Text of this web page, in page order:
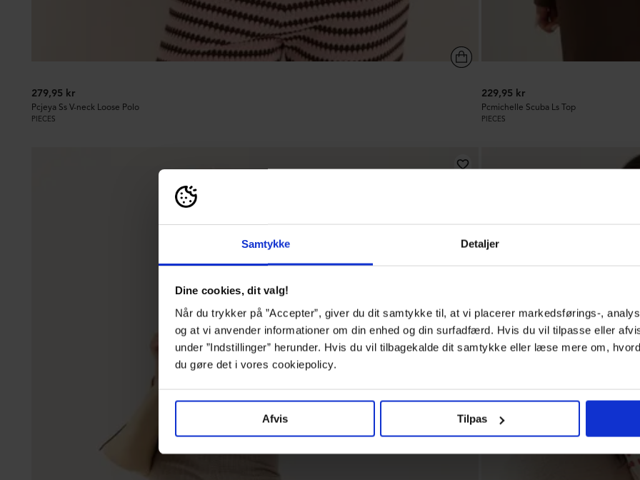
Samtykke Detaljer
Dine cookies, dit valg!
Når du trykker på ”Accepter”, giver du dit samtykke til, at vi placerer markedsførings-,
og at vi anvender informationer om din enhed og din surfadfærd. Hvis du vil tilpasse eller
under ”Indstillinger” herunder. Hvis du vil tilbagekalde dit samtykke eller læse mere om,
du gøre det i vores cookiepolicy.
Afvis Tilpas
279,95 kr
Pcjeya Ss V-neck Loose Polo
PIECES
229,95 kr
Pcmichelle Scuba Ls Top
PIECES